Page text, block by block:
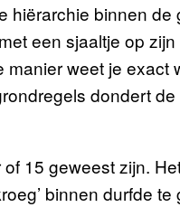
hiërarchie binnen
een sjaaltje op
manier weet je
dondert
15 geweest zijn.
binnen durfde